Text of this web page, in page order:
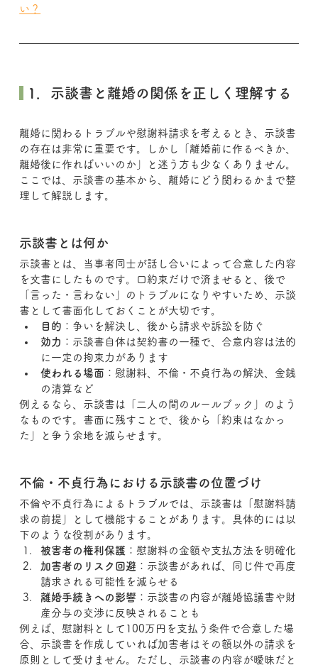
い？
1．示談書と離婚の関係を正しく理解する
離婚に関わるトラブルや慰謝料請求を考えるとき、示談書
の存在は非常に重要です。しかし「離婚前に作るべきか、
離婚後に作ればいいのか」と迷う方も少なくありません。
ここでは、示談書の基本から、離婚にどう関わるかまで整
理して解説します。
示談書とは何か
示談書とは、当事者同士が話し合いによって合意した内容
を文書にしたものです。口約束だけで済ませると、後で
「言った・言わない」のトラブルになりやすいため、示談
書として書面化しておくことが大切です。
目的 ：争いを解決し、後から請求や訴訟を防ぐ
効力 ：示談書自体は契約書の一種で、合意内容は法的
に一定の拘束力があります
使われる場面 ：慰謝料、不倫・不貞行為の解決、金銭
の清算など
例えるなら、示談書は「二人の間のルールブック」のよう
なものです。書面に残すことで、後から「約束はなかっ
た」と争う余地を減らせます。
不倫・不貞行為における示談書の位置づけ
不倫や不貞行為によるトラブルでは、示談書は「慰謝料請
求の前提」として機能することがあります。具体的には以
下のような役割があります。
被害者の権利保護 ：慰謝料の金額や支払方法を明確化
加害者のリスク回避 ：示談書があれば、同じ件で再度
請求される可能性を減らせる
離婚手続きへの影響 ：示談書の内容が離婚協議書や財
産分与の交渉に反映されることも
例えば、慰謝料として100万円を支払う条件で合意した場
合、示談書を作成していれば加害者はその額以外の請求を
原則として受けません。ただし、示談書の内容が曖昧だと